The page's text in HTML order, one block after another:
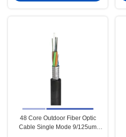
48 Core Outdoor Fiber Optic
Cable Single Mode 9/125um